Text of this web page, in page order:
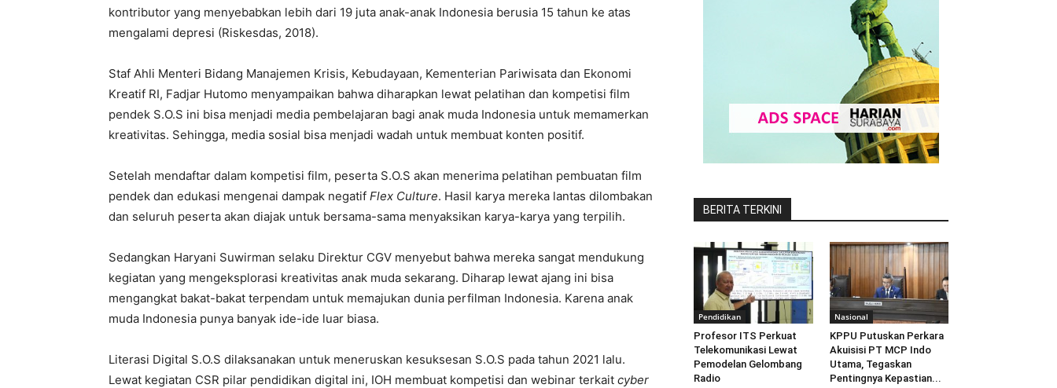
kontributor yang menyebabkan lebih dari 19 juta anak-anak Indonesia berusia 15 tahun ke atas
mengalami depresi (Riskesdas, 2018).
Staf Ahli Menteri Bidang Manajemen Krisis, Kebudayaan, Kementerian Pariwisata dan Ekonomi
Kreatif RI, Fadjar Hutomo menyampaikan bahwa diharapkan lewat pelatihan dan kompetisi film
pendek S.O.S ini bisa menjadi media pembelajaran bagi anak muda Indonesia untuk memamerkan
kreativitas. Sehingga, media sosial bisa menjadi wadah untuk membuat konten positif.
Setelah mendaftar dalam kompetisi film, peserta S.O.S akan menerima pelatihan pembuatan film
pendek dan edukasi mengenai dampak negatif Flex Culture. Hasil karya mereka lantas dilombakan
dan seluruh peserta akan diajak untuk bersama-sama menyaksikan karya-karya yang terpilih.
Sedangkan Haryani Suwirman selaku Direktur CGV menyebut bahwa mereka sangat mendukung
kegiatan yang mengeksplorasi kreativitas anak muda sekarang. Diharap lewat ajang ini bisa
mengangkat bakat-bakat terpendam untuk memajukan dunia perfilman Indonesia. Karena anak
muda Indonesia punya banyak ide-ide luar biasa.
Literasi Digital S.O.S dilaksanakan untuk meneruskan kesuksesan S.O.S pada tahun 2021 lalu.
Lewat kegiatan CSR pilar pendidikan digital ini, IOH membuat kompetisi dan webinar terkait cyber
BERITA TERKINI
Pendidikan
Profesor ITS Perkuat
Telekomunikasi Lewat
Pemodelan Gelombang
Radio
Nasional
KPPU Putuskan Perkara
Akuisisi PT MCP Indo
Utama, Tegaskan
Pentingnya Kepastian...